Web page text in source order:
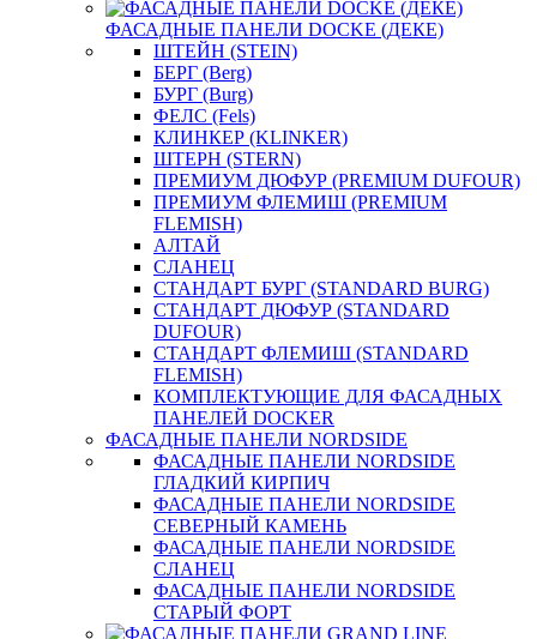
ФАСАДНЫЕ ПАНЕЛИ DOCKE (ДЕКЕ)
ШТЕЙН (STEIN)
БЕРГ (Berg)
БУРГ (Burg)
ФЕЛС (Fels)
КЛИНКЕР (KLINKER)
ШТЕРН (STERN)
ПРЕМИУМ ДЮФУР (PREMIUM DUFOUR)
ПРЕМИУМ ФЛЕМИШ (PREMIUM
FLEMISH)
АЛТАЙ
СЛАНЕЦ
СТАНДАРТ БУРГ (STANDARD BURG)
СТАНДАРТ ДЮФУР (STANDARD
DUFOUR)
СТАНДАРТ ФЛЕМИШ (STANDARD
FLEMISH)
КОМПЛЕКТУЮЩИЕ ДЛЯ ФАСАДНЫХ
ПАНЕЛЕЙ DOCKER
ФАСАДНЫЕ ПАНЕЛИ NORDSIDE
ФАСАДНЫЕ ПАНЕЛИ NORDSIDE
ГЛАДКИЙ КИРПИЧ
ФАСАДНЫЕ ПАНЕЛИ NORDSIDE
СЕВЕРНЫЙ КАМЕНЬ
ФАСАДНЫЕ ПАНЕЛИ NORDSIDE
СЛАНЕЦ
ФАСАДНЫЕ ПАНЕЛИ NORDSIDE
СТАРЫЙ ФОРТ